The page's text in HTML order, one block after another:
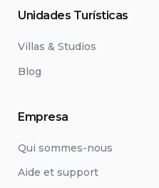
Unidades Turísticas
Villas & Studios
Blog
Empresa
Qui sommes-nous
Aide et support